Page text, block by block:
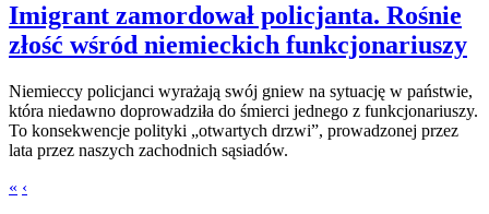
Imigrant zamordował policjanta. Rośnie
złość wśród niemieckich funkcjonariuszy
Niemieccy policjanci wyrażają swój gniew na sytuację w państwie,
która niedawno doprowadziła do śmierci jednego z funkcjonariuszy.
To konsekwencje polityki „otwartych drzwi”, prowadzonej przez
lata przez naszych zachodnich sąsiadów.
« ‹